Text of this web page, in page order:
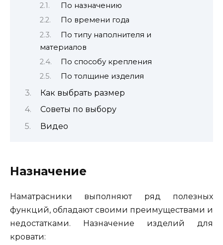
По назначению
По времени года
По типу наполнителя и
материалов
По способу крепления
По толщине изделия
Как выбрать размер
Советы по выбору
Видео
Назначение
Наматрасники выполняют ряд полезных
функций, обладают своими преимуществами и
недостатками. Назначение изделий для
кровати: